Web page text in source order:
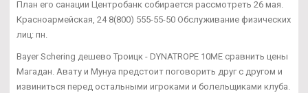
План его санации Центробанк собирается рассмотреть 26 мая.
Красноармейская, 24 8(800) 555-55-50 Обслуживание физических
лиц: пн.
Bayer Schering дешево Троицк - DYNATROPE 10ME сравнить цены
Магадан. Авату и Мунуа предстоит поговорить друг с другом и
извиниться перед остальными игроками и болельщиками клуба.